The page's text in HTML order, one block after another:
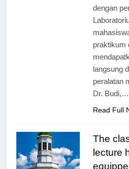
dengan
praktikum
langsung
peralatan
The
lecture